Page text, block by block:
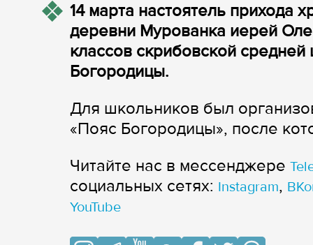
14 марта настоятель прихода
деревни Мурованка иерей
классов cкрибовской
Богородицы.
Для школьников был
«Пояс Богородицы», после
Читайте нас в мессенджере
cоциальных сетях: Instagram,
YouTube